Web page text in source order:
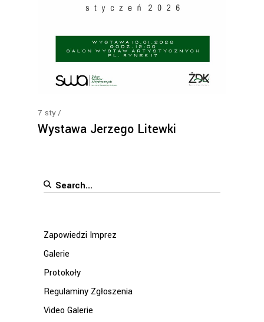
7 sty
Wystawa Jerzego Litewki
Search
Zapowiedzi Imprez
Galerie
Protokoły
Regulaminy Zgłoszenia
Video Galerie